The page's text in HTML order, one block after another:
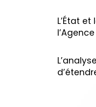
L’État